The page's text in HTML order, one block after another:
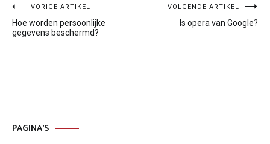
Bericht
navigatie
VORIGE ARTIKEL
Hoe worden persoonlijke
gegevens beschermd?
VOLGENDE ARTIKEL
Is opera van Google?
PAGINA’S